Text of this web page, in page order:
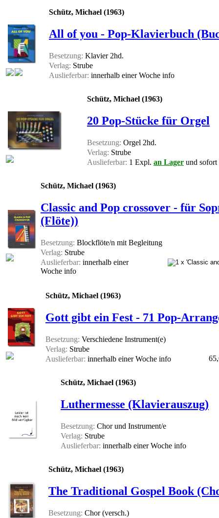
Schütz, Michael (1963)
All of you - Pop-Klavierbuch
Besetzung: Klavier 2hd.
Verlag: Strube
Auslieferbar: innerhalb einer Woche info
Schütz, Michael (1963)
20 Pop-Stücke für Orgel
Besetzung: Orgel 2hd.
Verlag: Strube
Auslieferbar: 1 Expl. an Lager und sofort
Schütz, Michael (1963)
Classic and Pop crossover - für
(Flöte))
Besetzung: Blockflöte/n mit Begleitung
Verlag: Strube
Auslieferbar: innerhalb einer
Woche info
Schütz, Michael (1963)
Gott gibt ein Fest - 71 Pop-
Besetzung: Verschiedene Instrument(e)
Verlag: Strube
Auslieferbar: innerhalb einer Woche info
Schütz, Michael (1963)
Luthermesse (Klavierauszug)
Besetzung: Chor und Instrument/e
Verlag: Strube
Auslieferbar: innerhalb einer Woche info
Schütz, Michael (1963)
The Traditional Gospel Book
Besetzung: Chor (versch.)